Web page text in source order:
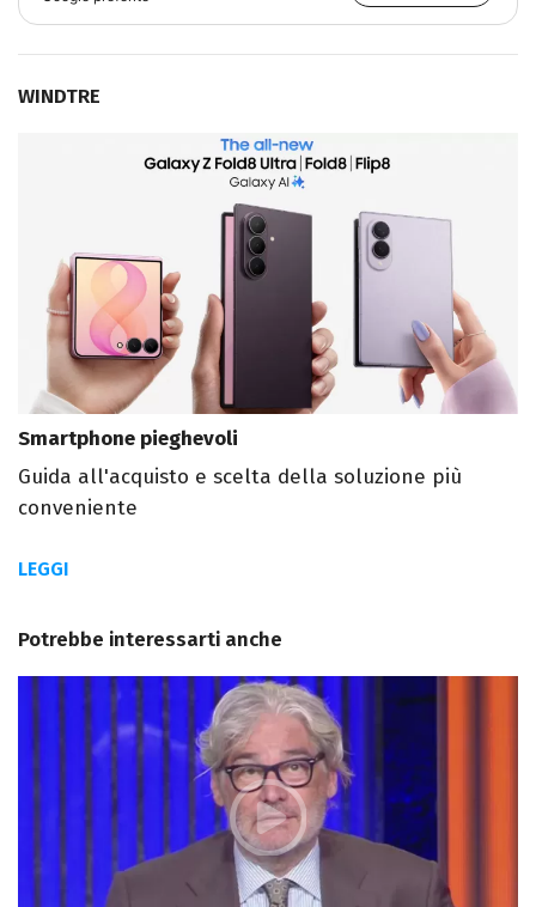
WINDTRE
Smartphone pieghevoli
Guida all'acquisto e scelta della soluzione più
conveniente
LEGGI
Potrebbe interessarti anche